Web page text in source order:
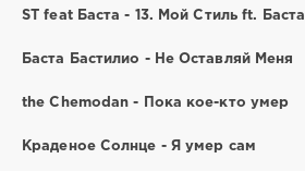
ST feat Баста - 13. Мой Стиль ft. Баста
Баста Бастилио - Не Оставляй Меня
the Chemodan - Пока кое-кто умер
Краденое Солнце - Я умер сам